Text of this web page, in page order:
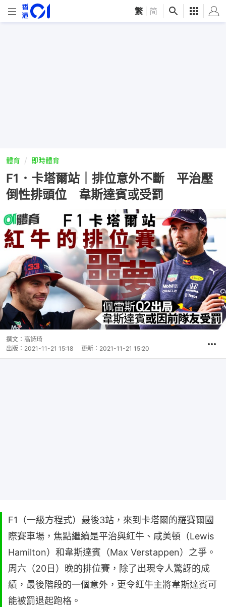
繁 简
體育 即時體育
F1．卡塔爾站｜排位意外不斷 平治壓
倒性排頭位 韋斯達賓或受罰
撰文： 高詩琦
出版： 2021-11-21 15:18 更新： 2021-11-21 15:20
F1（一級方程式）最後3站，來到卡塔爾的羅賽爾國
際賽車場，焦點繼續是平治與紅牛、咸美頓（Lewis
Hamilton）和韋斯達賓（Max Verstappen）之爭。
周六（20日）晚的排位賽，除了出現令人驚訝的成
績，最後階段的一個意外，更令紅牛主將韋斯達賓可
能被罰退起跑格。